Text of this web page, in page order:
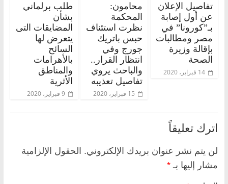
تفاصيل الإعلان
عن أول إصابة
بـ”كورونا” في
مصر ومطالبات
بإقالة وزيرة
الصحة
14 فبراير، 2020
محامون:
المحكمة
نظرت استئناف
حبس باتريك
جورج وفي
انتظار القرار..
والباحث يروي
تفاصيل تعذيبه
15 فبراير، 2020
طلب برلماني
بشأن
المضايقات التى
يتعرض لها
السائح
بالأهرامات
والمناطق
الأثرية
9 فبراير، 2020
اترك تعليقاً
لن يتم نشر عنوان بريدك الإلكتروني. الحقول الإلزامية
مشار إليها بـ *